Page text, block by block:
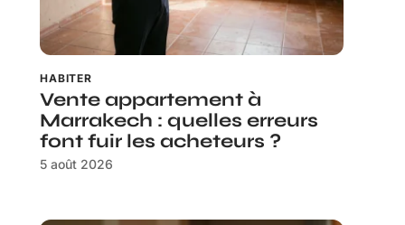
HABITER
Vente appartement à
Marrakech : quelles erreurs
font fuir les acheteurs ?
5 août 2026